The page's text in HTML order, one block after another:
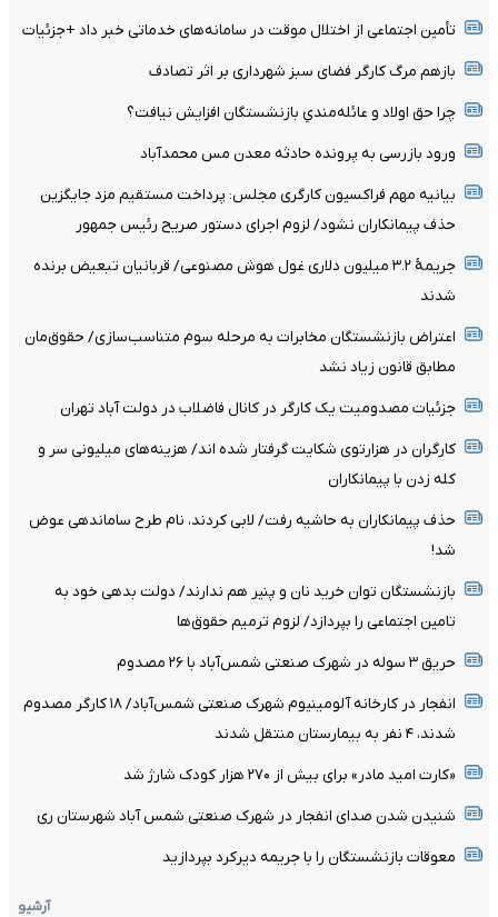
تأمین اجتماعی از اختلال موقت در سامانه‌های خدماتی خبر داد +جزئیات
بازهم مرگ کارگر فضای سبز شهرداری بر اثر تصادف
چرا حق اولاد و عائله‌مندیِ بازنشستگان افزایش نیافت؟
ورود بازرسی به پرونده حادثه معدن مس محمدآباد
بیانیه مهم فراکسیون کارگری مجلس: پرداخت مستقیم مزد جایگزین
حذف پیمانکاران نشود/ لزوم اجرای دستور صریح رئیس جمهور
جریمۀ ۳.۲ میلیون دلاری غول هوش مصنوعی/ قربانیان تبعیض برنده
شدند
اعتراض بازنشستگان مخابرات به مرحله سوم متناسب‌سازی/ حقوق‌مان
مطابق قانون زیاد نشد
جزئیات مصدومیت یک کارگر در کانال فاضلاب در دولت آباد تهران
کارگران در هزارتوی شکایت گرفتار شده اند/ هزینه‌های میلیونی سر و
کله زدن با پیمانکاران
حذف پیمانکاران به حاشیه رفت/ لابی کردند، نام طرح ساماندهی عوض
شد!
بازنشستگان توان خرید نان و پنیر هم ندارند/ دولت بدهی خود به
تامین اجتماعی را بپردازد/ لزوم ترمیم حقوق‌ها
حریق ۳ سوله در شهرک صنعتی شمس‌آباد با ۲۶ مصدوم
انفجار در کارخانه آلومینیوم شهرک صنعتی شمس‌آباد/ ۱۸ کارگر مصدوم
شدند، ۴ نفر به بیمارستان منتقل شدند
«کارت امید مادر» برای بیش از ۲۷۰ هزار کودک شارژ شد
شنیدن شدن صدای انفجار در شهرک صنعتی شمس آباد شهرستان ری
معوقات بازنشستگان را با جریمه دیرکرد بپردازید
آرشیو